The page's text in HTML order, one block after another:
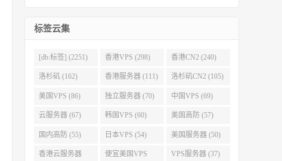
标签云集
[db:标签] (2251) 香港VPS (298) 香港CN2 (240)
洛杉矶 (162) 香港服务器 (111) 洛杉矶CN2 (105)
美国VPS (86) 独立服务器 (70) 中国VPS (69)
云服务器 (67) 韩国VPS (60) 美国高防 (57)
国内高防 (55) 日本VPS (54) 美国服务器 (50)
香港云服务器 便宜美国VPS VPS服务器 (37)